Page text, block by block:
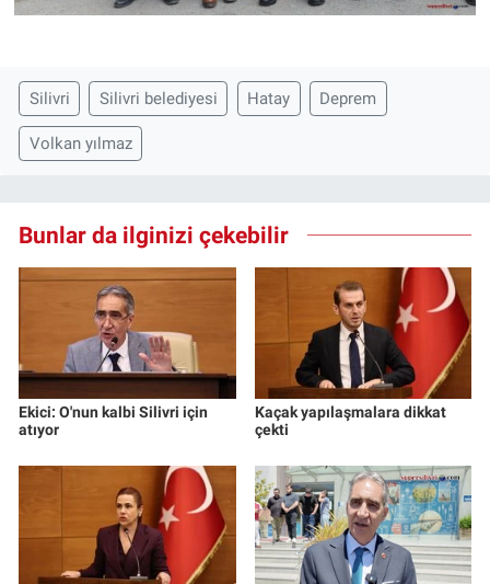
Silivri Silivri belediyesi Hatay Deprem
Volkan yılmaz
Bunlar da ilginizi çekebilir
Ekici: O'nun kalbi Silivri için
atıyor
Kaçak yapılaşmalara dikkat
çekti